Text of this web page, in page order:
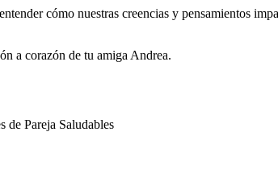
cómo nuestras creencias y pensamientos
a corazón de tu amiga Andrea.
de Pareja Saludables